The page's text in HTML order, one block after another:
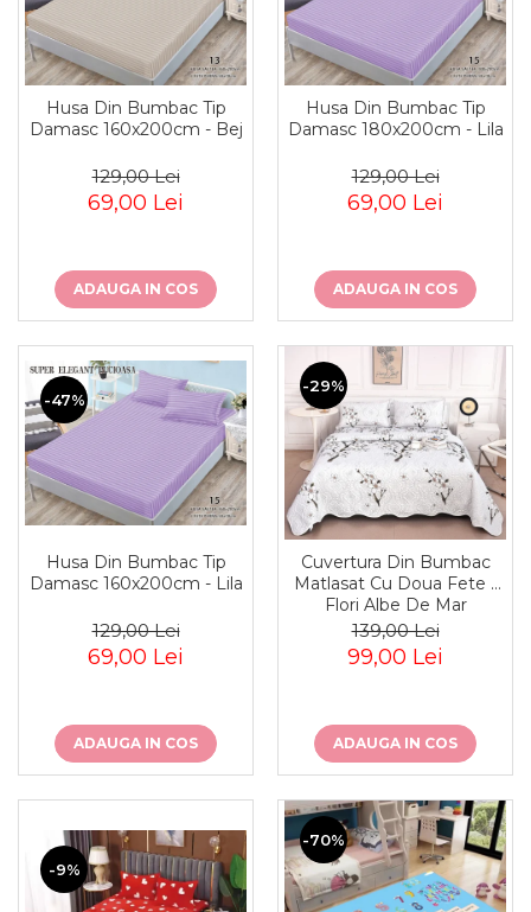
Husa Din Bumbac Tip
Damasc 160x200cm - Bej
129,00 Lei
69,00 Lei
ADAUGA IN COS
Husa Din Bumbac Tip
Damasc 180x200cm - Lila
129,00 Lei
69,00 Lei
ADAUGA IN COS
-47%
Husa Din Bumbac Tip
Damasc 160x200cm - Lila
129,00 Lei
69,00 Lei
ADAUGA IN COS
-29%
Cuvertura Din Bumbac
Matlasat Cu Doua Fete -
Flori Albe De Mar
139,00 Lei
99,00 Lei
ADAUGA IN COS
-9%
-70%